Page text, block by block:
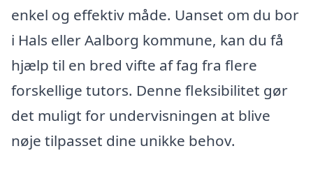
enkel og effektiv måde. Uanset om du bor
i Hals eller Aalborg kommune, kan du få
hjælp til en bred vifte af fag fra flere
forskellige tutors. Denne fleksibilitet gør
det muligt for undervisningen at blive
nøje tilpasset dine unikke behov.